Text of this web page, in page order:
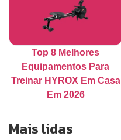
Top 8 Melhores
Equipamentos Para
Treinar HYROX Em Casa
Em 2026
Mais lidas